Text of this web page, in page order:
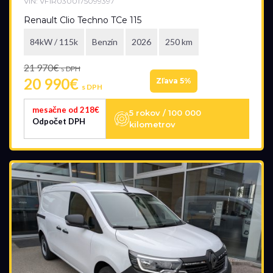
Model
Akciová ponuka
Palivo
Benzín
Benzín+LPG
Diesel
Elektromobil
Hybrid
Renault Clio Techno TCe 115
84kW / 115k Benzín 2026 250 km
21 970€s DPH
20 990€ s DPH
Zľava 5%
mesačne od 218€
Odpočet DPH
5 rokov / 100 000
kilometrov